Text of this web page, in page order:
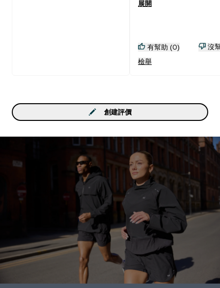
展開
有幫助 (0)
沒
檢舉
創建評價